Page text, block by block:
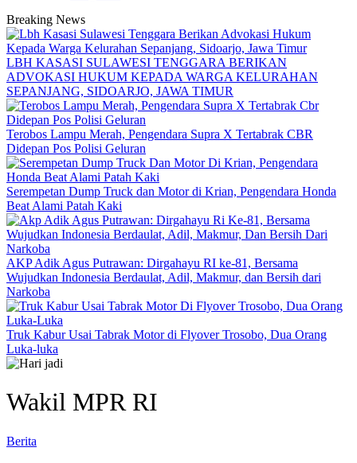
Breaking News
LBH KASASI SULAWESI TENGGARA BERIKAN
ADVOKASI HUKUM KEPADA WARGA KELURAHAN
SEPANJANG, SIDOARJO, JAWA TIMUR
Terobos Lampu Merah, Pengendara Supra X Tertabrak CBR
Didepan Pos Polisi Geluran
Serempetan Dump Truck dan Motor di Krian, Pengendara Honda
Beat Alami Patah Kaki
AKP Adik Agus Putrawan: Dirgahayu RI ke-81, Bersama
Wujudkan Indonesia Berdaulat, Adil, Makmur, dan Bersih dari
Narkoba
Truk Kabur Usai Tabrak Motor di Flyover Trosobo, Dua Orang
Luka-luka
Wakil MPR RI
Berita